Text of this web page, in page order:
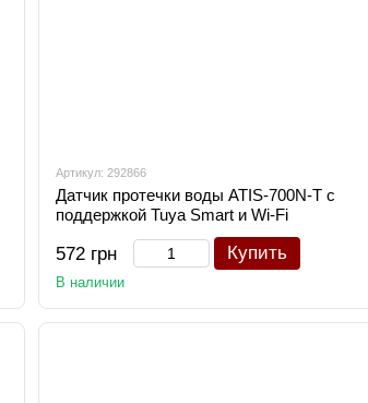
Артикул: 292866
Датчик протечки воды ATIS-700N-T с
поддержкой Tuya Smart и Wi-Fi
572 грн Купить
В наличии